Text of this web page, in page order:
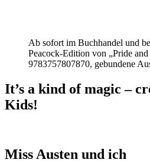
Ab sofort im Buchhandel und
Peacock-Edition von „Pride
9783757807870, gebundene
It’s a kind of magic –
Kids!
Miss Austen und ich